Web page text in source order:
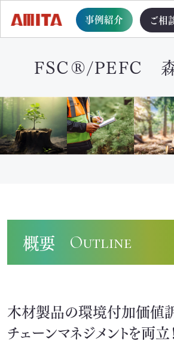
事例紹介 ご相
サービス一覧
サステナブル経営への移行支援
ビジョン・戦略・計画策定支援
サーキュラーエコノミー
カーボンニュートラル
FSC®/PEFC
概要 Outline
木材製品の環境付加価値
チェーンマネジメントを両立